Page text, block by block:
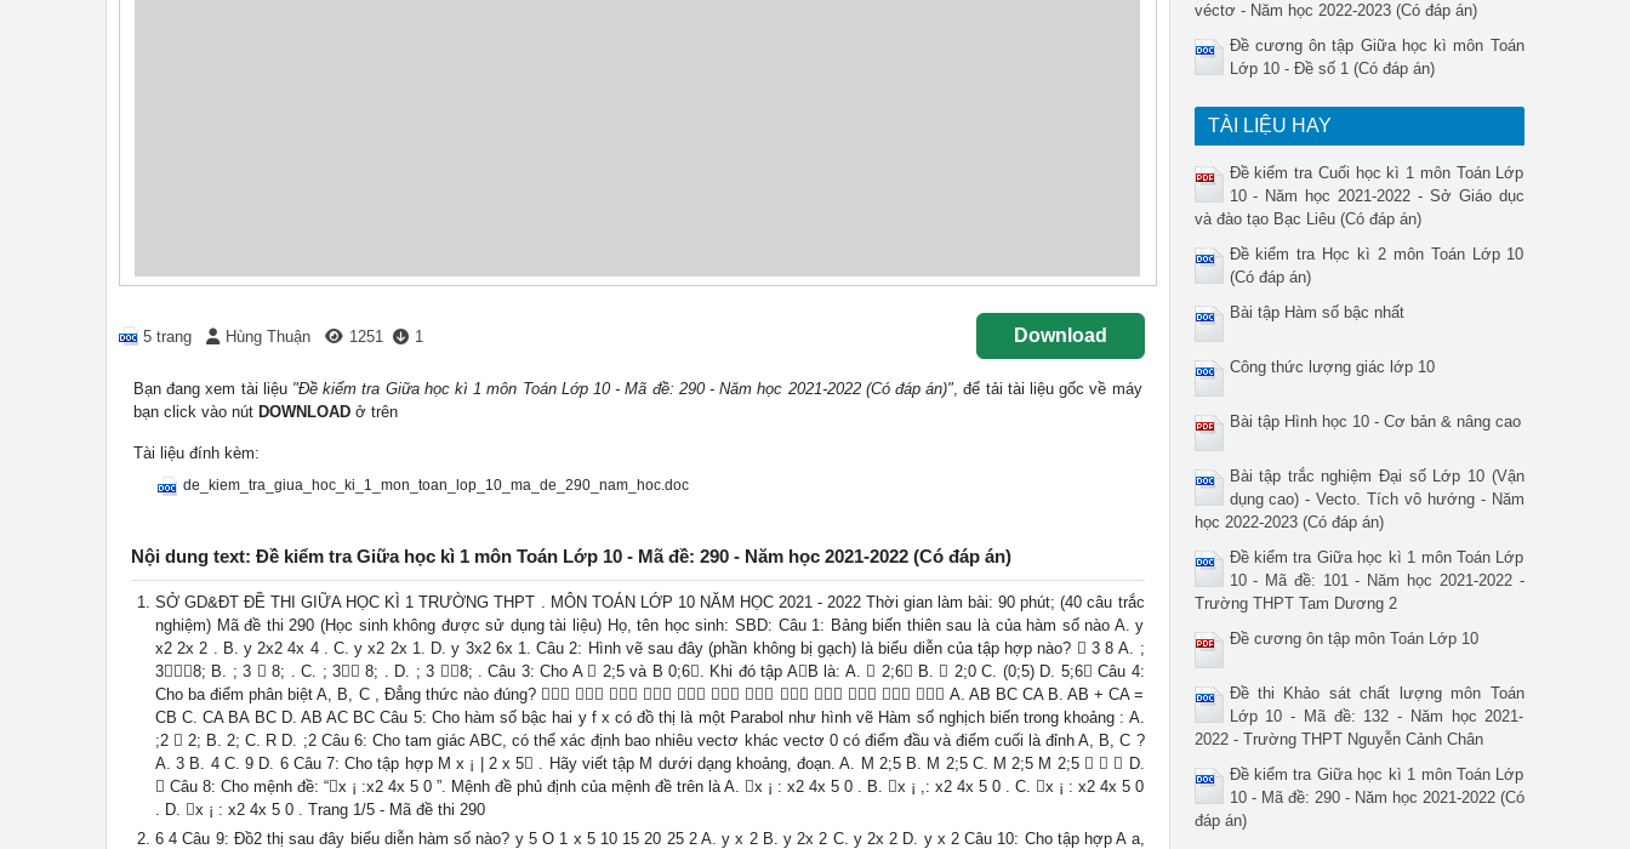
5 trang Hùng Thuận 1251 1 Download
Bạn đang xem tài liệu "Đề kiểm tra Giữa học kì 1 môn Toán Lớp 10 - Mã đề: 290 - Năm học 2021-2022 (Có đáp án)", để tải tài liệu gốc về máy
bạn click vào nút DOWNLOAD ở trên
Tài liệu đính kèm:
de_kiem_tra_giua_hoc_ki_1_mon_toan_lop_10_ma_de_290_nam_hoc.doc
Nội dung text: Đề kiểm tra Giữa học kì 1 môn Toán Lớp 10 - Mã đề: 290 - Năm học 2021-2022 (Có đáp án)
SỞ GD&ĐT ĐỀ THI GIỮA HỌC KÌ 1 TRƯỜNG THPT . MÔN TOÁN LỚP 10 NĂM HỌC 2021 - 2022 Thời gian làm bài: 90 phút; (40 câu trắc
nghiệm) Mã đề thi 290 (Học sinh không được sử dụng tài liệu) Họ, tên học sinh: SBD: Câu 1: Bảng biến thiên sau là của hàm số nào A. y
x2 2x 2 . B. y 2x2 4x 4 . C. y x2 2x 1. D. y 3x2 6x 1. Câu 2: Hình vẽ sau đây (phần không bị gạch) là biểu diễn của tập hợp nào?  3 8 A. ;
38; B. ; 3  8; . C. ; 3 8; . D. ; 3 8; . Câu 3: Cho A  2;5 và B 0;6. Khi đó tập AB là: A.  2;6 B.  2;0 C. (0;5) D. 5;6 Câu 4:
Cho ba điểm phân biệt A, B, C , Đẳng thức nào đúng?             A. AB BC CA B. AB + CA =
CB C. CA BA BC D. AB AC BC Câu 5: Cho hàm số bậc hai y f x có đồ thị là một Parabol như hình vẽ Hàm số nghịch biến trong khoảng : A.
;2  2; B. 2; C. R D. ;2 Câu 6: Cho tam giác ABC, có thể xác định bao nhiêu vectơ khác vectơ 0 có điểm đầu và điểm cuối là đỉnh A, B, C ?
A. 3 B. 4 C. 9 D. 6 Câu 7: Cho tập hợp M x ¡ | 2 x 5 . Hãy viết tập M dưới dạng khoảng, đoạn. A. M 2;5 B. M 2;5 C. M 2;5 M 2;5    D.
 Câu 8: Cho mệnh đề: “x ¡ :x2 4x 5 0 ”. Mệnh đề phủ định của mệnh đề trên là A. x ¡ : x2 4x 5 0 . B. x ¡ ,: x2 4x 5 0 . C. x ¡ : x2 4x 5 0
. D. x ¡ : x2 4x 5 0 . Trang 1/5 - Mã đề thi 290
6 4 Câu 9: Đồ2 thị sau đây biểu diễn hàm số nào? y 5 O 1 x 5 10 15 20 25 2 A. y x 2 B. y 2x 2 C. y 2x 2 D. y x 2 Câu 10: Cho tập hợp A a,
véctơ - Năm học 2022-2023 (Có đáp án)
Đề cương ôn tập Giữa học kì môn Toán
Lớp 10 - Đề số 1 (Có đáp án)
TÀI LIỆU HAY
Đề kiểm tra Cuối học kì 1 môn Toán Lớp
10 - Năm học 2021-2022 - Sở Giáo dục
và đào tạo Bạc Liêu (Có đáp án)
Đề kiểm tra Học kì 2 môn Toán Lớp 10
(Có đáp án)
Bài tập Hàm số bậc nhất
Công thức lượng giác lớp 10
Bài tập Hình học 10 - Cơ bản & nâng cao
Bài tập trắc nghiệm Đại số Lớp 10 (Vận
dụng cao) - Vecto. Tích vô hướng - Năm
học 2022-2023 (Có đáp án)
Đề kiểm tra Giữa học kì 1 môn Toán Lớp
10 - Mã đề: 101 - Năm học 2021-2022 -
Trường THPT Tam Dương 2
Đề cương ôn tập môn Toán Lớp 10
Đề thi Khảo sát chất lượng môn Toán
Lớp 10 - Mã đề: 132 - Năm học 2021-
2022 - Trường THPT Nguyễn Cảnh Chân
Đề kiểm tra Giữa học kì 1 môn Toán Lớp
10 - Mã đề: 290 - Năm học 2021-2022 (Có
đáp án)